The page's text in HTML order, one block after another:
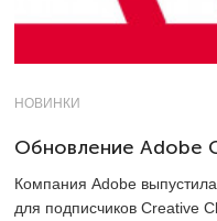
НОВИНКИ
Обновление Adobe
Компания Adobe
для подписчиков Creative